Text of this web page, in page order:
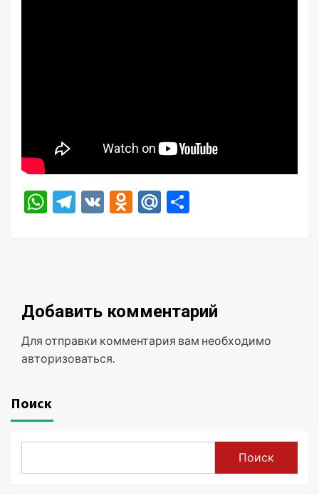
WhatsApp
Telegram
VK Odnoklassniki
Mail.Ru
Добавить комментарий
Для отправки комментария вам необходимо
авторизоваться
Поиск
Поиск